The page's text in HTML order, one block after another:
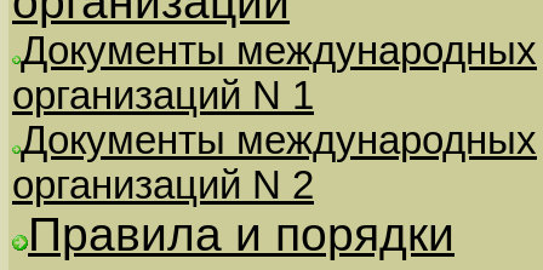
Документы международных
организаций N 1
Документы международных
организаций N 2
Правила и порядки